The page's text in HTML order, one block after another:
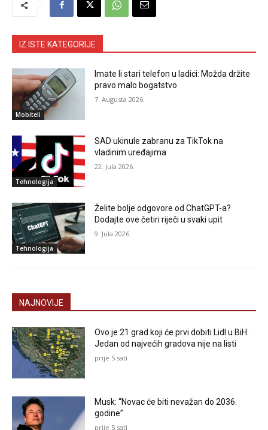
IZ ISTE KATEGORIJE
Mobiteli
Imate li stari telefon u ladici: Možda držite
pravo malo bogatstvo
7. Augusta 2026.
Tehnologija
SAD ukinule zabranu za TikTok na
vladinim uređajima
22. Jula 2026.
Tehnologija
Želite bolje odgovore od ChatGPT-a?
Dodajte ove četiri riječi u svaki upit
9. Jula 2026.
NAJNOVIJE
Ovo je 21 grad koji će prvi dobiti Lidl u BiH:
Jedan od najvećih gradova nije na listi
prije 5 sati
Musk: “Novac će biti nevažan do 2036.
godine”
prije 5 sati